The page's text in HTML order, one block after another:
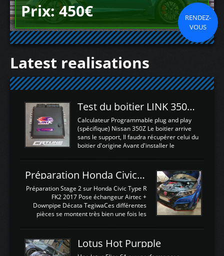
Prix: 450€
RENDEZ-
VOUS
Latest realisations
Test du boitier LINK 350Z Plugin ECU
Calculateur Programmable plug and play
(spécifique) Nissan 350Z Le boitier arrive
sans le support, Il faudra récupérer celui du
boitier d'origine Avant d'installer le
d'envoyer l'information de la large bande
dans le boitier. sydney sweeney deepfake
La sortie 0-5V de l'afr sera connectée sur
l'entrée AN Volt 8 et GndAN pour
Analogique, et Volt car l'information est une
tension (Pas une résistance variable d'un
est temps de brancher le ...
Préparation Honda Civic Type R FK2
Préparation Stage 2 sur Honda Civic Type R
FK2 2017 Pose échangeur Airtec +
Downpipe Décata TegiwaCes différentes
pièces se montent très bien une fois les
légere découpe du plastique inferieur,
negénant en rien la structure ou le
Lotus Hot Purpple